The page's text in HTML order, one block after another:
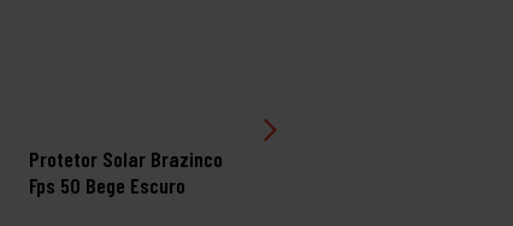
Protetor Solar Brazinco
Fps 50 Bege Escuro